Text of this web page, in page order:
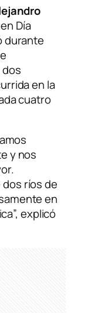
Día
durante
en la
cuatro
y nos
ríos de
en
explicó